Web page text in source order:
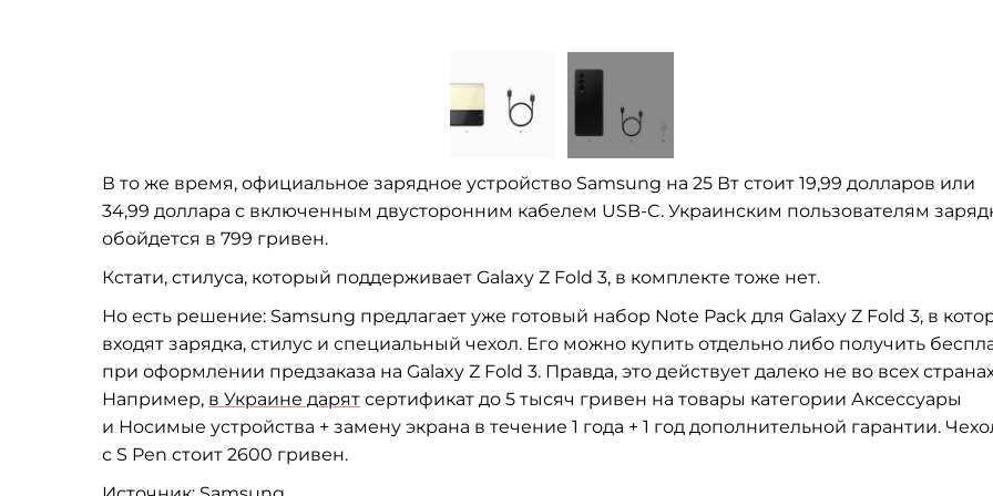
В то же время, официальное зарядное устройство Samsung на 25 Вт стоит 19,99 долларов или
34,99 доллара с включенным двусторонним кабелем USB-C. Украинским пользователям
обойдется в 799 гривен.
Кстати, стилуса, который поддерживает Galaxy Z Fold 3, в комплекте тоже нет.
Но есть решение: Samsung предлагает уже готовый набор Note Pack для Galaxy Z Fold 3, в
входят зарядка, стилус и специальный чехол. Его можно купить отдельно либо получить
при оформлении предзаказа на Galaxy Z Fold 3. Правда, это действует далеко не во всех
Например, в Украине дарят сертификат до 5 тысяч гривен на товары категории Аксессуары
и Носимые устройства + замену экрана в течение 1 года + 1 год дополнительной гарантии.
с S Pen стоит 2600 гривен.